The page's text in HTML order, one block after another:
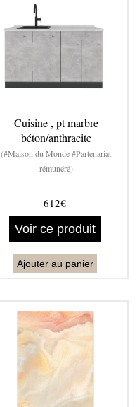
Cuisine , pt marbre
béton/anthracite
(#Maison du Monde #Partenariat
rémunéré)
612€
Voir ce produit
Ajouter au panier